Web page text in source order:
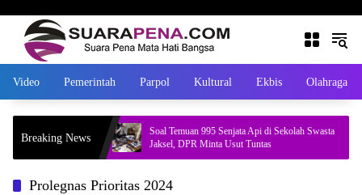
Video Pemerintah Parpol Kultural Ekbis Olahraga
Breaking News
Soal Temuan 995 Senjata Api di Sekolah Swasta
Jaksel, DPR Minta Usut Tuntas
Prolegnas Prioritas 2024